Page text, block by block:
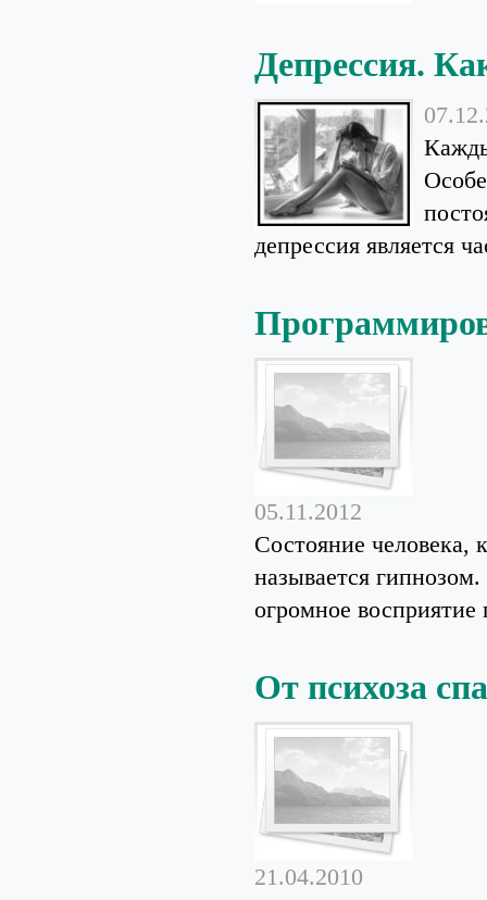
Депрессия.
депрессия является
05.11.2012
Состояние человека,
называется
огромное
От психоза
21.04.2010